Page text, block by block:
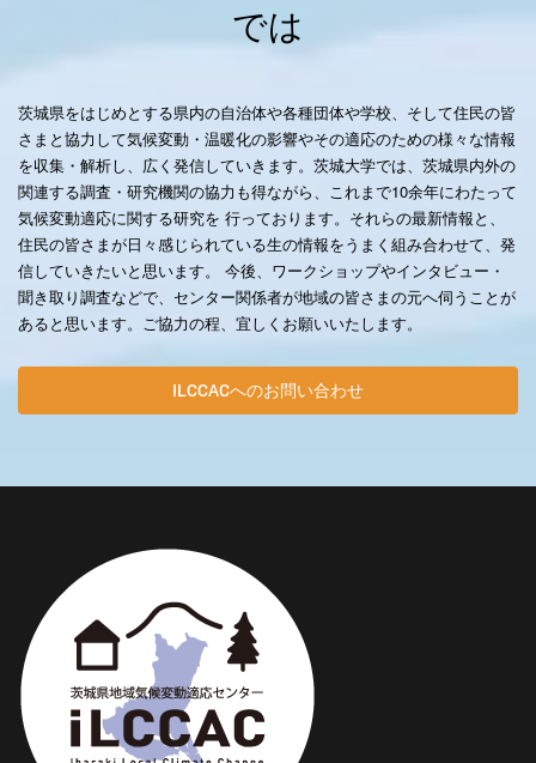
では
茨城県をはじめとする県内の自治体や各種団体や学校、そして住民の皆
さまと協力して気候変動・温暖化の影響やその適応のための様々な情報
を収集・解析し、広く発信していきます。茨城大学では、茨城県内外の
関連する調査・研究機関の協力も得ながら、これまで10余年にわたって
気候変動適応に関する研究を 行っております。それらの最新情報と、
住民の皆さまが日々感じられている生の情報をうまく組み合わせて、発
信していきたいと思います。 今後、ワークショップやインタビュー・
聞き取り調査などで、センター関係者が地域の皆さまの元へ伺うことが
あると思います。ご協力の程、宜しくお願いいたします。
ILCCACへのお問い合わせ